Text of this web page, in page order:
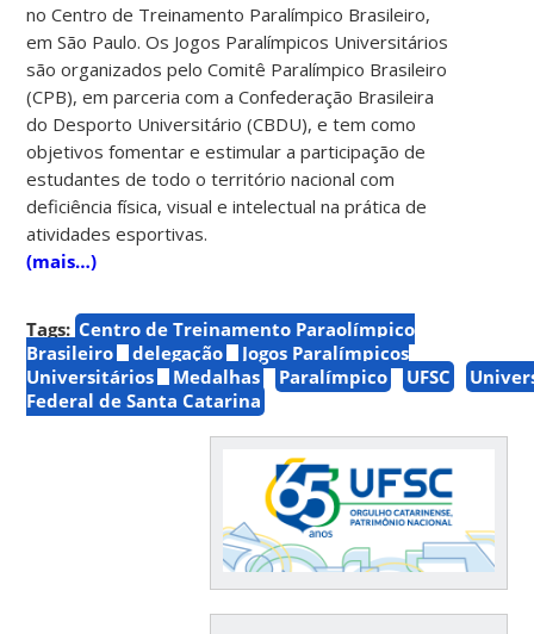
no Centro de Treinamento Paralímpico Brasileiro,
em São Paulo. Os Jogos Paralímpicos Universitários
são organizados pelo Comitê Paralímpico Brasileiro
(CPB), em parceria com a Confederação Brasileira
do Desporto Universitário (CBDU), e tem como
objetivos fomentar e estimular a participação de
estudantes de todo o território nacional com
deficiência física, visual e intelectual na prática de
atividades esportivas.
(mais…)
Tags: Centro de Treinamento Paraolímpico
Brasileiro
delegação
Jogos Paralímpicos
Universitários
Medalhas Paralímpico UFSC
Federal de Santa Catarina